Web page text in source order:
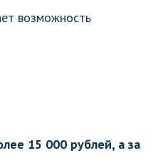
возможность
15 000 рублей, а за